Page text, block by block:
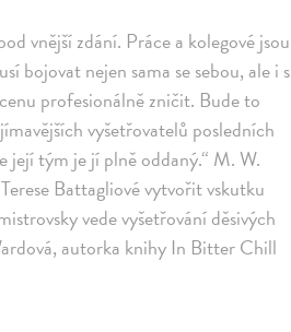
vnější zdání. Práce a kolegové jsou
bojovat nejen sama se sebou, ale i s
profesionálně zničit. Bude to
vyšetřovatelů posledních
její tým je jí plně oddaný.“ M. W.
Battagliové vytvořit vskutku
vede vyšetřování děsivých
autorka knihy In Bitter Chill